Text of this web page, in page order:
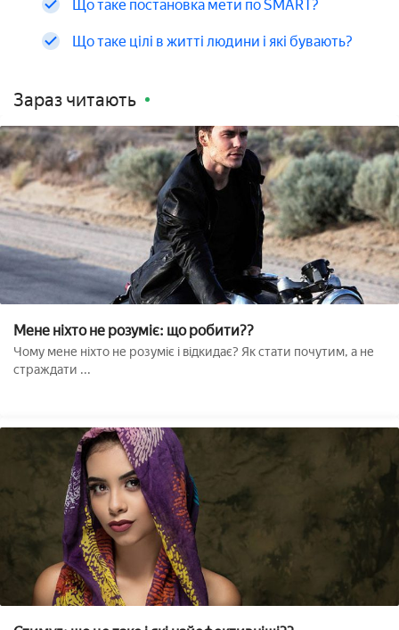
Що таке постановка мети по SMART?
Що таке цілі в житті людини і які бувають?
Зараз читають
Мене ніхто не розуміє: що робити??
Чому мене ніхто не розуміє і відкидає? Як стати почутим, а не
страждати ...